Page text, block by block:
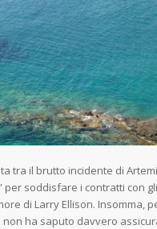
tra il brutto incidente di
per soddisfare i contratti con
di Larry Ellison. Insomma,
ha saputo davvero